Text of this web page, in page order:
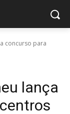
concurso para
lança